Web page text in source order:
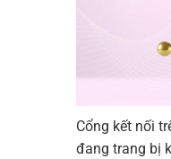
Cổng kết nối
đang trang bị